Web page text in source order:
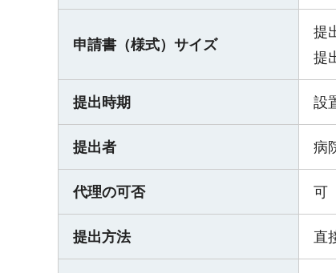
申請書（様式）サイズ
提
提
提出時期 設
提出者 病
代理の可否 可
提出方法 直